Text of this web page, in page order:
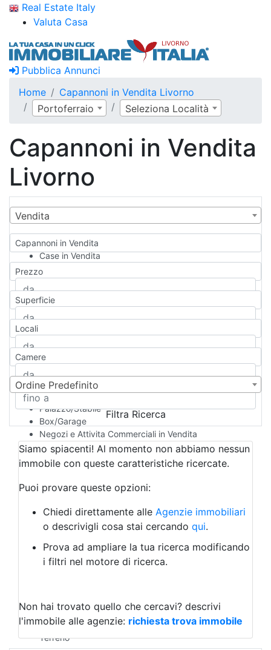
Real Estate Italy
Valuta Casa
Pubblica Annunci
Home
Capannoni in Vendita Livorno
Portoferraio
Seleziona Località
Capannoni in Vendita
Livorno
Vendita
Capannoni in Vendita
Case in Vendita
Qualsiasi
Appartamento
Casa indipendente
Casa Semi-indipendente
Attico/Mansarda
Rustico/Casale
Camera d'Albergo
Multiproprietà
Palazzo/Stabile
Box/Garage
Negozi e Attivita Commerciali in Vendita
Qualsiasi
Attività/Licenza Commerciale
Azienda Agricola
Bar/Ristorante
Albergo
Laboratorio Artigianale
Negozio/locale commerciale
Agriturismo
Magazzini
Qualsiasi
Terreno edificabile
Terreno
Prezzo
Superficie
Locali
Camere
Ordine Predefinito
Filtra Ricerca
Siamo spiacenti! Al momento non abbiamo nessun
immobile con queste caratteristiche ricercate.
Puoi provare queste opzioni:
Chiedi direttamente alle Agenzie immobiliari
o descrivigli cosa stai cercando qui.
Prova ad ampliare la tua ricerca modificando
i filtri nel motore di ricerca.
Non hai trovato quello che cercavi? descrivi
l'immobile alle agenzie: richiesta trova immobile